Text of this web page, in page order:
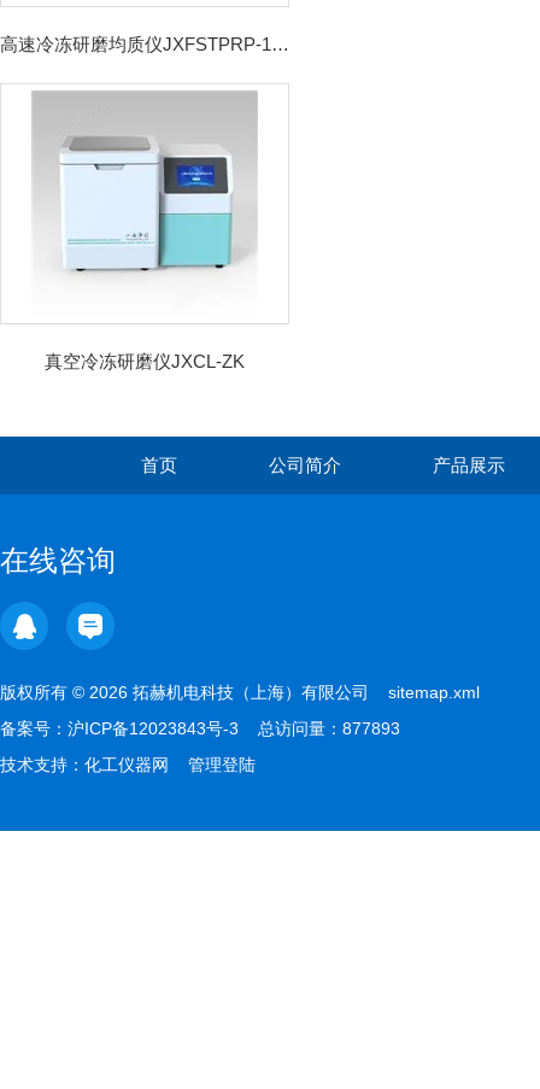
高速冷冻研磨均质仪JXFSTPRP-192CL
真空冷冻研磨仪JXCL-ZK
首页 公司简介 产品展示
在线咨询
版权所有 © 2026 拓赫机电科技（上海）有限公司 sitemap.xml
备案号： 沪ICP备12023843号-3 总访问量：877893
技术支持： 化工仪器网 管理登陆